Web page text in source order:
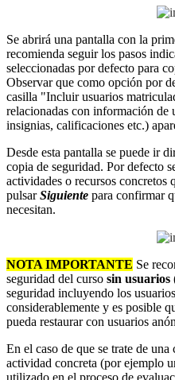
Se abrirá una pantalla con la
recomienda seguir los pasos
seleccionadas por defecto para
Observar que como opción por
casilla "Incluir usuarios
relacionadas con información de
insignias, calificaciones etc.)
Desde esta pantalla se puede ir
copia de seguridad. Por defecto
actividades o recursos concretos
pulsarSiguiente para confirmar
necesitan.
NOTA IMPORTANTE Se
seguridad del curso sin usuarios
seguridad incluyendo los
considerablemente y es posible
pueda restaurar con usuarios
En el caso de que se trate de
actividad concreta (por ejemplo
utilizado en el proceso de